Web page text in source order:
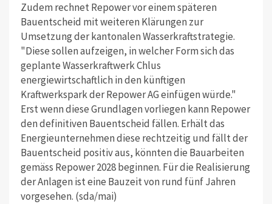
Zudem rechnet Repower vor einem späteren
Bauentscheid mit weiteren Klärungen zur
Umsetzung der kantonalen Wasserkraftstrategie.
"Diese sollen aufzeigen, in welcher Form sich das
geplante Wasserkraftwerk Chlus
energiewirtschaftlich in den künftigen
Kraftwerkspark der Repower AG einfügen würde."
Erst wenn diese Grundlagen vorliegen kann Repower
den definitiven Bauentscheid fällen. Erhält das
Energieunternehmen diese rechtzeitig und fällt der
Bauentscheid positiv aus, könnten die Bauarbeiten
gemäss Repower 2028 beginnen. Für die Realisierung
der Anlagen ist eine Bauzeit von rund fünf Jahren
vorgesehen. (sda/mai)